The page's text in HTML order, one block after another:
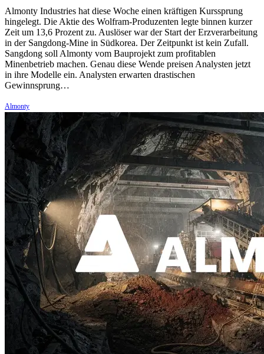
Almonty Industries hat diese Woche einen kräftigen Kurssprung
hingelegt. Die Aktie des Wolfram-Produzenten legte binnen kurzer
Zeit um 13,6 Prozent zu. Auslöser war der Start der Erzverarbeitung
in der Sangdong-Mine in Südkorea. Der Zeitpunkt ist kein Zufall.
Sangdong soll Almonty vom Bauprojekt zum profitablen
Minenbetrieb machen. Genau diese Wende preisen Analysten jetzt
in ihre Modelle ein. Analysten erwarten drastischen
Gewinnsprung…
Almonty